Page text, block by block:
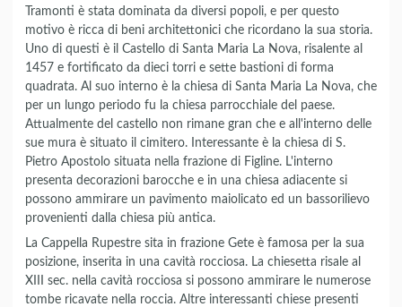
Tramonti è stata dominata da diversi popoli, e per questo
motivo è ricca di beni architettonici che ricordano la sua storia.
Uno di questi è il Castello di Santa Maria La Nova, risalente al
1457 e fortificato da dieci torri e sette bastioni di forma
quadrata. Al suo interno è la chiesa di Santa Maria La Nova, che
per un lungo periodo fu la chiesa parrocchiale del paese.
Attualmente del castello non rimane gran che e all'interno delle
sue mura è situato il cimitero. Interessante è la chiesa di S.
Pietro Apostolo situata nella frazione di Figline. L'interno
presenta decorazioni barocche e in una chiesa adiacente si
possono ammirare un pavimento maiolicato ed un bassorilievo
provenienti dalla chiesa più antica.
La Cappella Rupestre sita in frazione Gete è famosa per la sua
posizione, inserita in una cavità rocciosa. La chiesetta risale al
XIII sec. nella cavità rocciosa si possono ammirare le numerose
tombe ricavate nella roccia. Altre interessanti chiese presenti